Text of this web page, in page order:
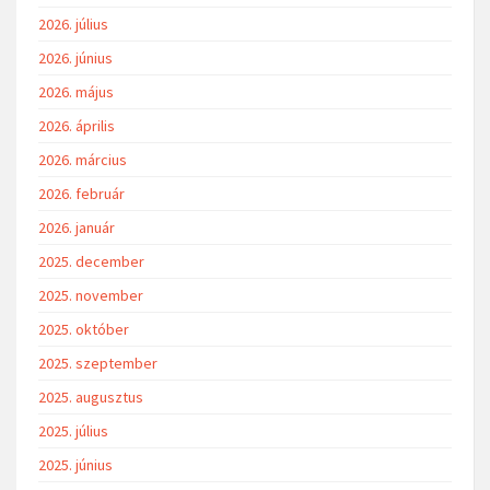
2026. július
2026. június
2026. május
2026. április
2026. március
2026. február
2026. január
2025. december
2025. november
2025. október
2025. szeptember
2025. augusztus
2025. július
2025. június